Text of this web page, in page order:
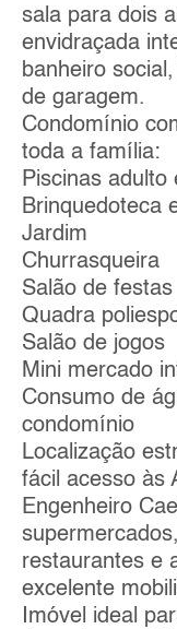
sala para dois
envidraçada
banheiro
de garagem.
Condomínio
toda a família:
Piscinas adulto
Brinquedoteca
Jardim
Churrasqueira
Salão de festas
Quadra
Salão de jogos
Mini mercado
Consumo de
condomínio
Localização
fácil acesso às
Engenheiro
restaurantes e
excelente
Imóvel ideal